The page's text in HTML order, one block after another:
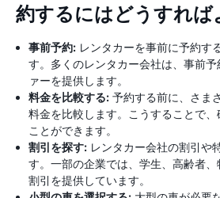
約するにはどうすれば
事前予約: レンタカーを事前に予約す
す。多くのレンタカー会社は、事前
ァーを提供します。
料金を比較する: 予約する前に、さま
料金を比較します。こうすることで
ことができます。
割引を探す: レンタカー会社の割引や
す。一部の企業では、学生、高齢者
割引を提供しています。